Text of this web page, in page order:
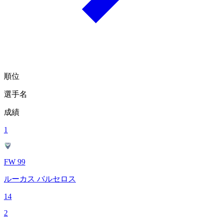
順位
選手名
成績
1
FW 99
ルーカス バルセロス
14
2